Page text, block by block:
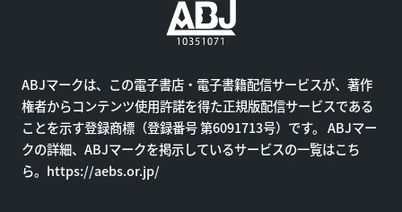
ABJマークは、この電子書店・電子書籍配信サービスが、著作
権者からコンテンツ使用許諾を得た正規版配信サービスである
ことを示す登録商標（登録番号 第6091713号）です。 ABJマー
クの詳細、ABJマークを掲示しているサービスの一覧はこち
ら。 https://aebs.or.jp/